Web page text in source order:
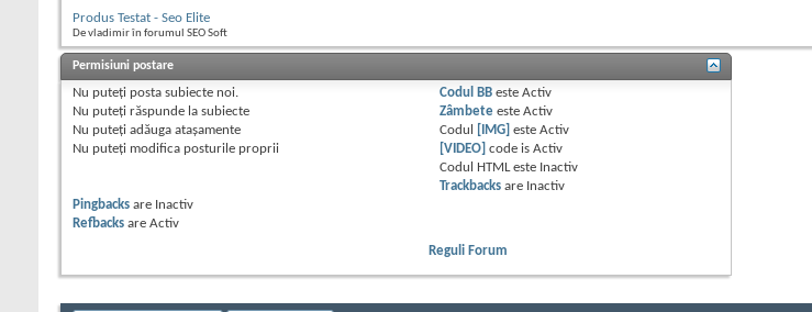
Produs Testat - Seo Elite
De vladimir în forumul SEO Soft
Permisiuni postare
Nu puteţi posta subiecte noi.
Nu puteţi răspunde la subiecte
Nu puteţi adăuga ataşamente
Nu puteţi modifica posturile proprii
Codul BB esteActiv
Zâmbete esteActiv
Codul
[IMG] esteActiv
[VIDEO] code isActiv
Codul HTML este Inactiv
Trackbacks are Inactiv
Pingbacks are Inactiv
Refbacks are Activ
Reguli Forum